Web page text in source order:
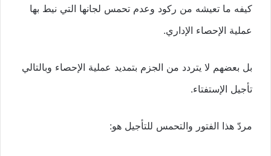
كيفه ما تعيشه من ركود وعدم تحمس لجانها التي نيط بها
عملية الإحصاء الإداري.
بل بعضهم لا يتردد من الجزم بتمديد عملية الإحصاء وبالتالي
تأجيل الإستفتاء.
مردّ هذا الفتور والتحمس للتأجيل هو: